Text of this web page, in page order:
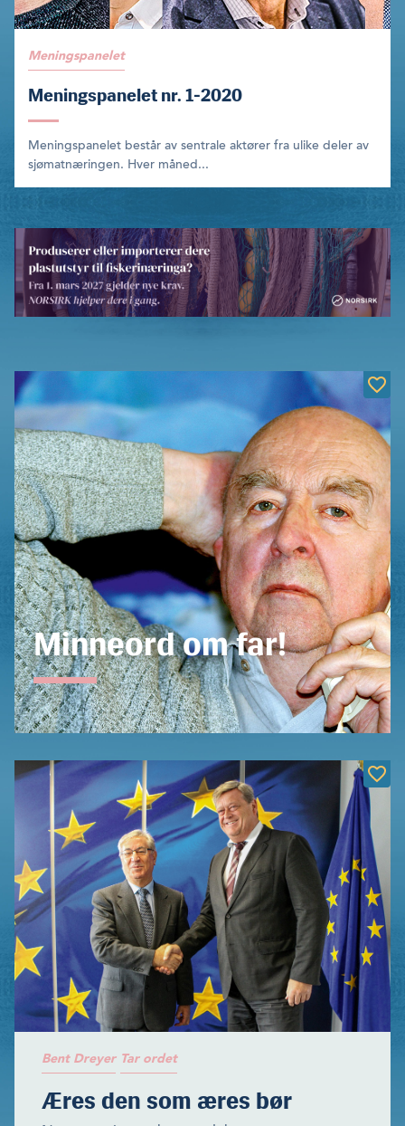
Meningspanelet
Meningspanelet nr. 1-2020
Meningspanelet består av sentrale aktører fra ulike deler av
sjømatnæringen. Hver måned...
Minneord om far!
Bent Dreyer Tar ordet
Æres den som æres bør